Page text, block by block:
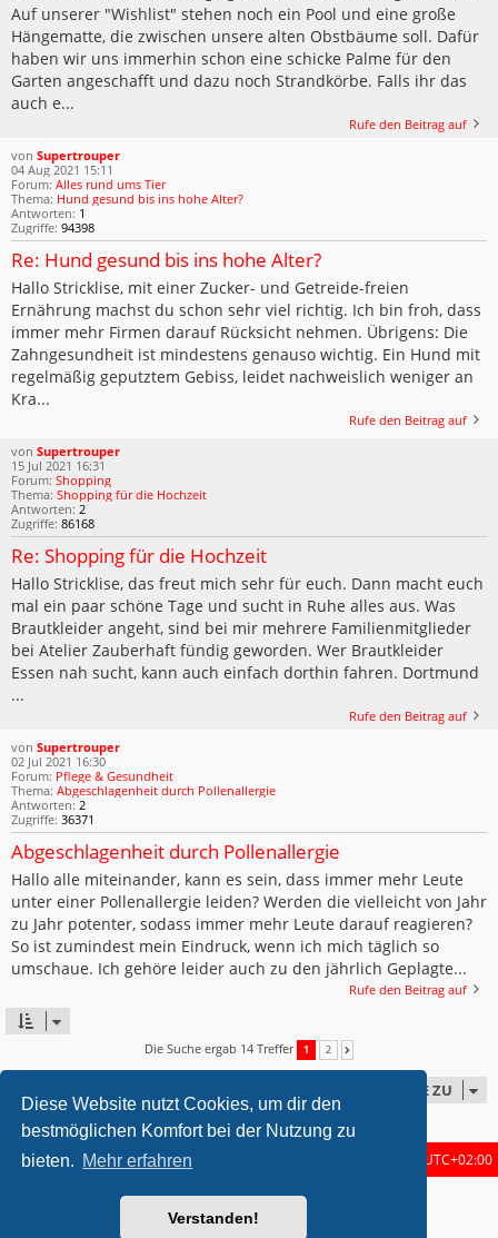
Diese Website nutzt Cookies, um dir den
bestmöglichen Komfort bei der Nutzung zu
bieten. Mehr erfahren
Verstanden!
Auf unserer "Wishlist" stehen noch ein Pool und eine große
Hängematte, die zwischen unsere alten Obstbäume soll. Dafür
haben wir uns immerhin schon eine schicke Palme für den
Garten angeschafft und dazu noch Strandkörbe. Falls ihr das
auch e...
Rufe den Beitrag auf
von Supertrouper
04 Aug 2021 15:11
Forum: Alles rund ums Tier
Thema: Hund gesund bis ins hohe Alter?
Antworten: 1
Zugriffe: 94398
Re: Hund gesund bis ins hohe Alter?
Hallo Stricklise, mit einer Zucker- und Getreide-freien
Ernährung machst du schon sehr viel richtig. Ich bin froh, dass
immer mehr Firmen darauf Rücksicht nehmen. Übrigens: Die
Zahngesundheit ist mindestens genauso wichtig. Ein Hund mit
regelmäßig geputztem Gebiss, leidet nachweislich weniger an
Kra...
Rufe den Beitrag auf
von Supertrouper
15 Jul 2021 16:31
Forum: Shopping
Thema: Shopping für die Hochzeit
Antworten: 2
Zugriffe: 86168
Re: Shopping für die Hochzeit
Hallo Stricklise, das freut mich sehr für euch. Dann macht euch
mal ein paar schöne Tage und sucht in Ruhe alles aus. Was
Brautkleider angeht, sind bei mir mehrere Familienmitglieder
bei Atelier Zauberhaft fündig geworden. Wer Brautkleider
Essen nah sucht, kann auch einfach dorthin fahren. Dortmund
...
Rufe den Beitrag auf
von Supertrouper
02 Jul 2021 16:30
Forum: Pflege & Gesundheit
Thema: Abgeschlagenheit durch Pollenallergie
Antworten: 2
Zugriffe: 36371
Abgeschlagenheit durch Pollenallergie
Hallo alle miteinander, kann es sein, dass immer mehr Leute
unter einer Pollenallergie leiden? Werden die vielleicht von Jahr
zu Jahr potenter, sodass immer mehr Leute darauf reagieren?
So ist zumindest mein Eindruck, wenn ich mich täglich so
umschaue. Ich gehöre leider auch zu den jährlich Geplagte...
Rufe den Beitrag auf
Die Suche ergab 14 Treffer 1 2
GEHE ZU
Startseite Foren-Übersicht UTC+02:00
metrolike style byEric SeguinUpdated for phpBB3.2 by
Powered byphpBB® Forum Software © phpBB Limited